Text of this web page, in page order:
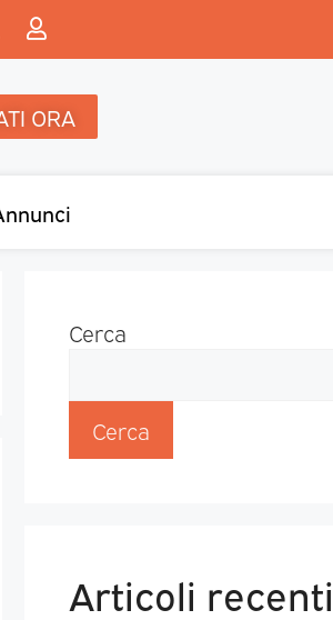
ORA
Cerca
Cerca
Articoli recenti